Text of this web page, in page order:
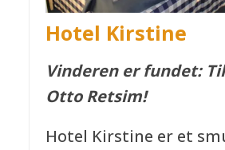
Hotel Kirstine
Vinderen er fundet:
Otto Retsim!
Hotel Kirstine er et